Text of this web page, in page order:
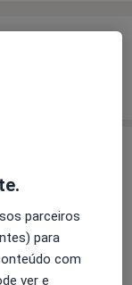
parceiros
para
com
ver e